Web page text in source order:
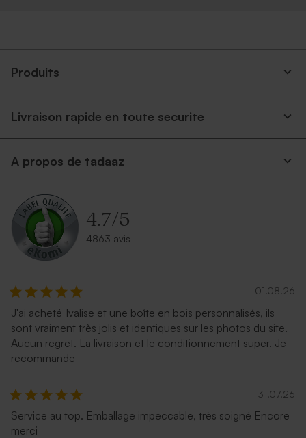
Produits
Livraison rapide en toute securite
A propos de tadaaz
4.7/5
4863 avis
01.08.26
J'ai acheté 1valise et une boîte en bois personnalisés, ils
sont vraiment très jolis et identiques sur les photos du site.
Aucun regret. La livraison et le conditionnement super. Je
recommande
31.07.26
Service au top. Emballage impeccable, très soigné Encore
merci